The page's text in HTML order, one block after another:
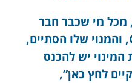
מכל מי שכבר חבר
במועדון Gplanet Prime, והמנוי שלו הסתיים,
יש להכנס
לחץ כאן”,